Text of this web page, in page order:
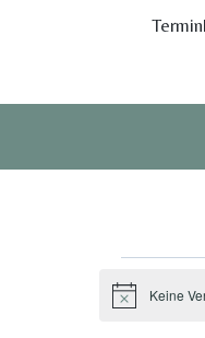
HinweisKeine